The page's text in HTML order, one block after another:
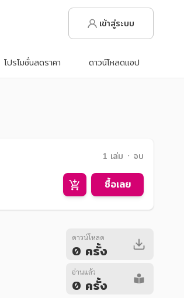
เข้าสู่ระบบ
โปรโมชั่นลดราคา ดาวน์โหลดแอป
1 เล่ม ᛫ จบ
ซื้อเลย
ดาวน์โหลด
0 ครั้ง
อ่านแล้ว
0 ครั้ง